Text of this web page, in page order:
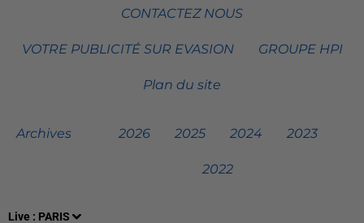
Live : PARIS
CONTACTEZ NOUS
VOTRE PUBLICITÉ SUR EVASION GROUPE HPI
Plan du site
Archives 2026 2025 2024 2023
2022